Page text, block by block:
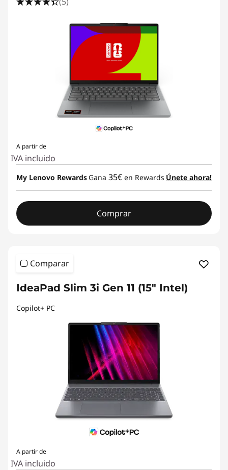
A partir de
IVA incluido
My Lenovo Rewards Gana 35€ en Rewards Únete ahora!
Comprar
Comparar
IdeaPad Slim 3i Gen 11 (15" Intel)
Copilot+ PC
A partir de
IVA incluido